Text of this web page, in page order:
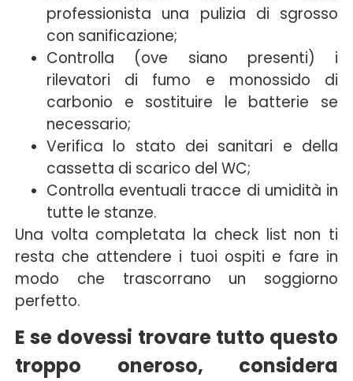
professionista una pulizia di sgrosso
con sanificazione;
Controlla (ove siano presenti) i
rilevatori di fumo e monossido di
carbonio e sostituire le batterie se
necessario;
Verifica lo stato dei sanitari e della
cassetta di scarico del WC;
Controlla eventuali tracce di umidità in
tutte le stanze.
Una volta completata la check list non ti
resta che attendere i tuoi ospiti e fare in
modo che trascorrano un soggiorno
perfetto.
E se dovessi trovare tutto questo
troppo oneroso, considera